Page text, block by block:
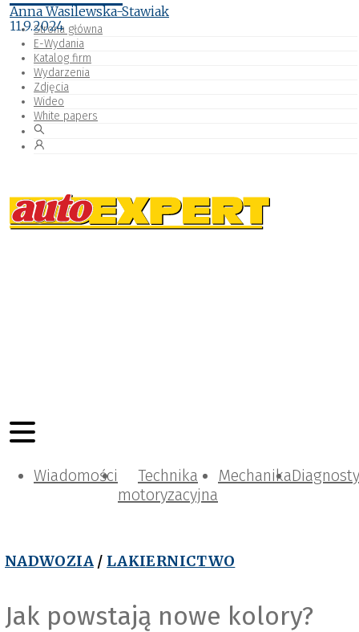
Strona główna
E-Wydania
Katalog firm
Wydarzenia
Zdjęcia
Wideo
White papers
Wiadomości
Technika
motoryzacyjna
Mechanika
NADWOZIA / LAKIERNICTWO
Jak powstają nowe kolory?
Anna Wasilewska-Stawiak
11.9.2024